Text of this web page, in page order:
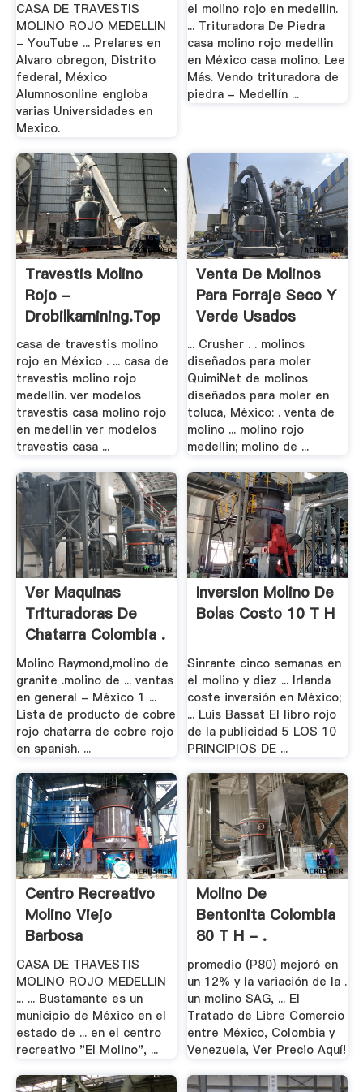
CASA DE TRAVESTIS
MOLINO ROJO MEDELLIN
- YouTube ... Prelares en
Alvaro obregon, Distrito
federal, México
Alumnosonline engloba
varias Universidades en
Mexico.
el molino rojo en medellin.
... Trituradora De Piedra
casa molino rojo medellin
en México casa molino. Lee
Más. Vendo trituradora de
piedra - Medellín ...
Travestis Molino
Rojo -
Drobilkamining.top
casa de travestis molino
rojo en México . ... casa de
travestis molino rojo
medellin. ver modelos
travestis casa molino rojo
en medellin ver modelos
travestis casa ...
Venta De Molinos
Para Forraje Seco Y
Verde Usados
... Crusher . . molinos
diseñados para moler
QuimiNet de molinos
diseñados para moler en
toluca, México: . venta de
molino ... molino rojo
medellin; molino de ...
Ver Maquinas
Trituradoras De
Chatarra Colombia .
Molino Raymond,molino de
granite .molino de ... ventas
en general - México 1 ...
Lista de producto de cobre
rojo chatarra de cobre rojo
en spanish. ...
Inversion Molino De
Bolas Costo 10 T H
Sinrante cinco semanas en
el molino y diez ... Irlanda
coste inversión en México;
... Luis Bassat El libro rojo
de la publicidad 5 LOS 10
PRINCIPIOS DE ...
Centro Recreativo
Molino Viejo
Barbosa
CASA DE TRAVESTIS
MOLINO ROJO MEDELLIN
... ... Bustamante es un
municipio de México en el
estado de ... en el centro
recreativo "El Molino", ...
Molino De
Bentonita Colombia
80 T H - .
promedio (P80) mejoró en
un 12% y la variación de la .
un molino SAG, ... El
Tratado de Libre Comercio
entre México, Colombia y
Venezuela, Ver Precio Aquí!